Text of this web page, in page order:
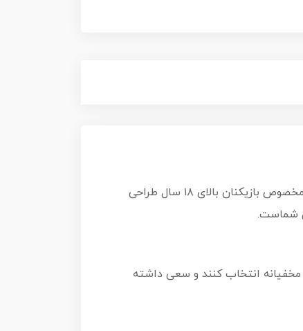
سم پارتی Pick Your Poison یک بازی مهمانی مبتنی بر انتخاب‌های اخلاقی، اجتماعی و گاهی بی‌رحمانه است که مخصوص بازیکنان بالای ۱۸ سال طراحی
شماست.
انتخاب کنند و سعی داشته